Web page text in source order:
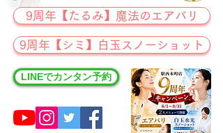
9周年【たるみ】魔法のエアバリ
9周年【シミ】白玉スノーショット
LINEでカンタン予約